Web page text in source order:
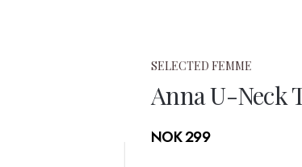
SELECTED FEMME
Anna U-Neck
Produktdetaljer
NOK 299